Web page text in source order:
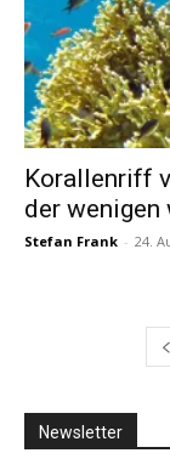
Korallenriff
der wenigen
Stefan Frank - 24.
Newsletter